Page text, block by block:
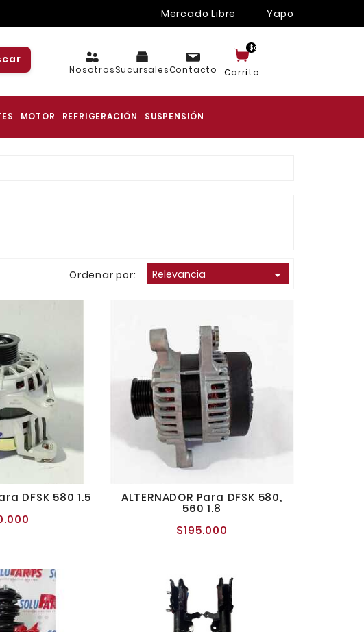
Mercado Libre Yapo
NosotrosSucursalesContacto Carrito
$cart.TotalItems
MOTOR REFRIGERACIÓN SUSPENSIÓN
Ordenar por: Relevancia 
DFSK 580 1.5 ALTERNADOR Para DFSK 580,
560 1.8
$195.000